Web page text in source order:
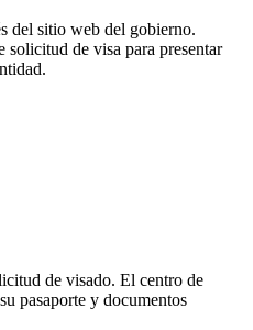
del sitio web del gobierno.
solicitud de visa para presentar
de visado. El centro de
pasaporte y documentos